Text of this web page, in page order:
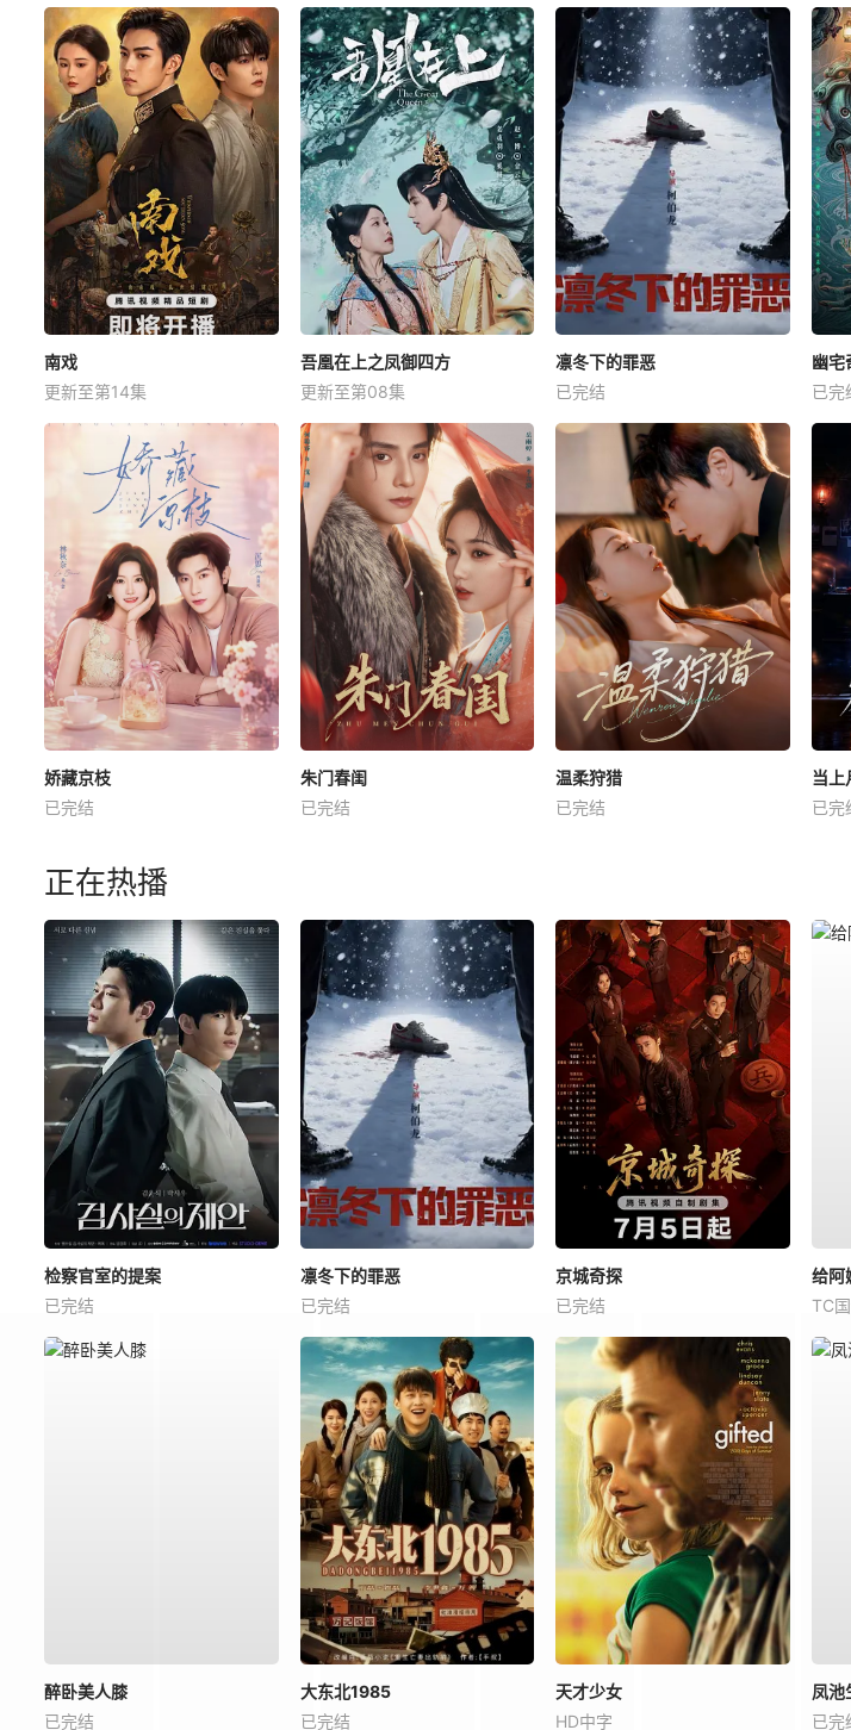
南戏
更新至第14集
吾凰在上之凤御四方
更新至第08集
凛冬下的罪恶
已完结
幽宅
已完
娇藏京枝
已完结
朱门春闺
已完结
温柔狩猎
已完结
当上
已完
正在热播
检察官室的提案
已完结
凛冬下的罪恶
已完结
京城奇探
已完结
给阿
TC
醉卧美人膝
已完结
大东北1985
已完结
天才少女
HD中字
凤池
已完